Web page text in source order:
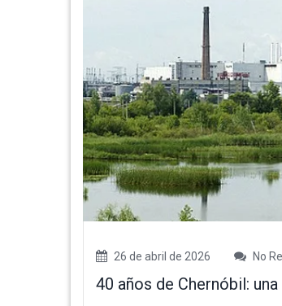
26 de abril de 2026 No
40 años de Chernóbil: